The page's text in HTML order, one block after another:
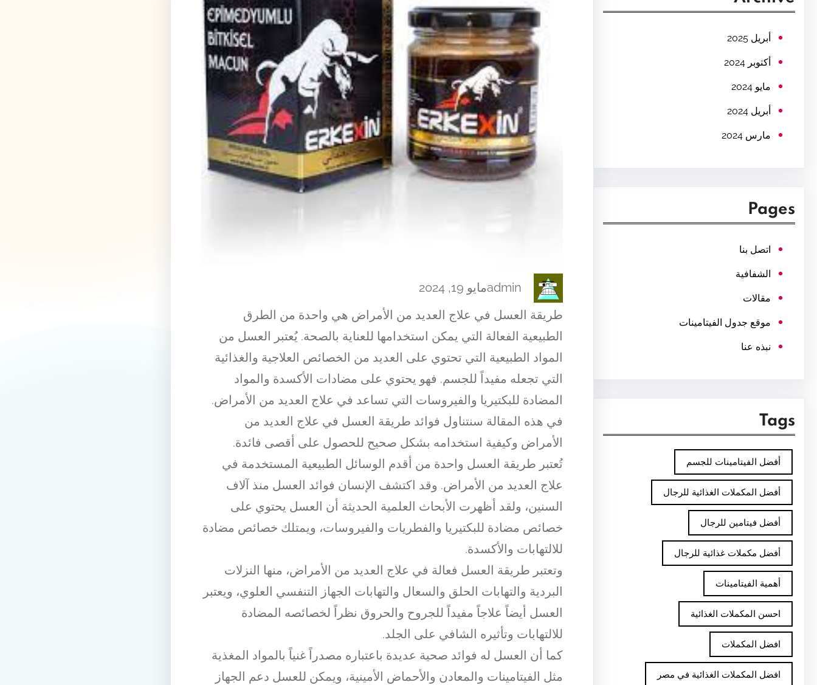
c
أبريل 2025
أكتوبر 2024
مايو 2024
أبريل 2024
مارس 2024
Pages
اتصل بنا
الشفافية
مقالات
موقع جدول الفيتامينات
نبذه عنا
Tags
أفضل الفيتامينات للجسم
أفضل المكملات الغذائية للرجال
أفضل فيتامين للرجال
أفضل مكملات غذائية للرجال
أهمية الفيتامينات
احسن المكملات الغذائية
افضل المكملات
افضل المكملات الغذائية في مصر
adminمايو 19, 2024
طريقة العسل في علاج العديد من الأمراض هي واحدة من الطرق
الطبيعية الفعالة التي يمكن استخدامها للعناية بالصحة. يُعتبر العسل من
المواد الطبيعية التي تحتوي على العديد من الخصائص العلاجية والغذائية
التي تجعله مفيداً للجسم. فهو يحتوي على مضادات الأكسدة والمواد
المضادة للبكتيريا والفيروسات التي تساعد في علاج العديد من الأمراض.
في هذه المقالة سنتناول فوائد طريقة العسل في علاج العديد من
الأمراض وكيفية استخدامه بشكل صحيح للحصول على أقصى فائدة.
تُعتبر طريقة العسل واحدة من أقدم الوسائل الطبيعية المستخدمة في
علاج العديد من الأمراض. وقد اكتشف الإنسان فوائد العسل منذ آلاف
السنين، ولقد أظهرت الأبحاث العلمية الحديثة أن العسل يحتوي على
خصائص مضادة للبكتيريا والفطريات والفيروسات، ويمتلك خصائص مضادة
للالتهابات والأكسدة.
وتعتبر طريقة العسل فعالة في علاج العديد من الأمراض، منها النزلات
البردية والتهابات الحلق والسعال والتهابات الجهاز التنفسي العلوي، ويعتبر
العسل أيضاً علاجاً مفيداً للجروح والحروق نظراً لخصائصه المضادة
للالتهابات وتأثيره الشافي على الجلد.
كما أن العسل له فوائد صحية عديدة باعتباره مصدراً غنياً بالمواد المغذية
مثل الفيتامينات والمعادن والأحماض الأمينية، ويمكن للعسل دعم الجهاز